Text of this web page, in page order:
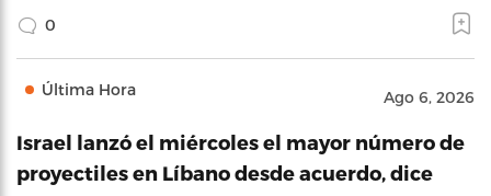
0
Última Hora Ago 6, 2026
Israel lanzó el miércoles el mayor número de
proyectiles en Líbano desde acuerdo, dice